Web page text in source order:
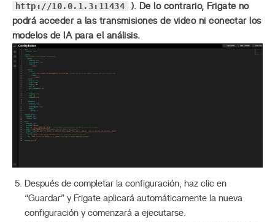
http://10.0.1.3:11434
). De lo contrario, Frigate no
podrá acceder a las transmisiones de video ni conectar los
modelos de IA para el análisis.
Después de completar la configuración, haz clic en
“Guardar” y Frigate aplicará automáticamente la nueva
configuración y comenzará a ejecutarse.